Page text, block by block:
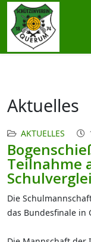
Aktuelles
AKTUELLES
Teilnahme
Die
das Bundesfinale in